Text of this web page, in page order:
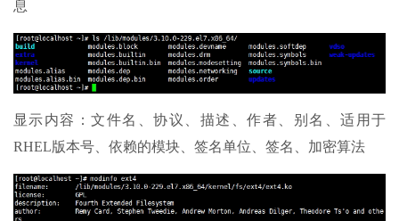
息
显示内容：文件名、协议、描述、作者、别名、适用于
RHEL版本号、依赖的模块、签名单位、签名、加密算法